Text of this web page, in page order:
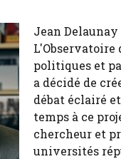
Jean
L'Observatoire
politiques et
a décidé de
débat éclairé
temps à ce
chercheur et
universités